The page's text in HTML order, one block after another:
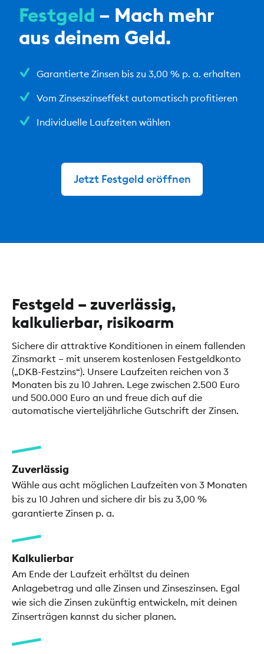
Festgeld – Mach mehr
aus deinem Geld.
Garantierte Zinsen bis zu 3,00 % p. a. erhalten
Vom Zinseszinseffekt automatisch profitieren
Individuelle Laufzeiten wählen
Jetzt Festgeld eröffnen
Festgeld – zuverlässig,
kalkulierbar, risikoarm
Sichere dir attraktive Konditionen in einem fallenden
Zinsmarkt – mit unserem kostenlosen Festgeldkonto
(„DKB-Festzins“). Unsere Laufzeiten reichen von 3
Monaten bis zu 10 Jahren. Lege zwischen 2.500 Euro
und 500.000 Euro an und freue dich auf die
automatische vierteljährliche Gutschrift der Zinsen.
Zuverlässig
Wähle aus acht möglichen Laufzeiten von 3 Monaten
bis zu 10 Jahren und sichere dir bis zu 3,00 %
garantierte Zinsen p. a.
Kalkulierbar
Am Ende der Laufzeit erhältst du deinen
Anlagebetrag und alle Zinsen und Zinseszinsen. Egal
wie sich die Zinsen zukünftig entwickeln, mit deinen
Zinserträgen kannst du sicher planen.